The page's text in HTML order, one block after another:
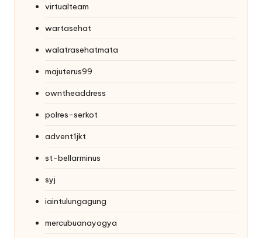
virtualteam
wartasehat
walatrasehatmata
majuterus99
owntheaddress
polres-serkot
advent1jkt
st-bellarminus
syj
iaintulungagung
mercubuanayogya